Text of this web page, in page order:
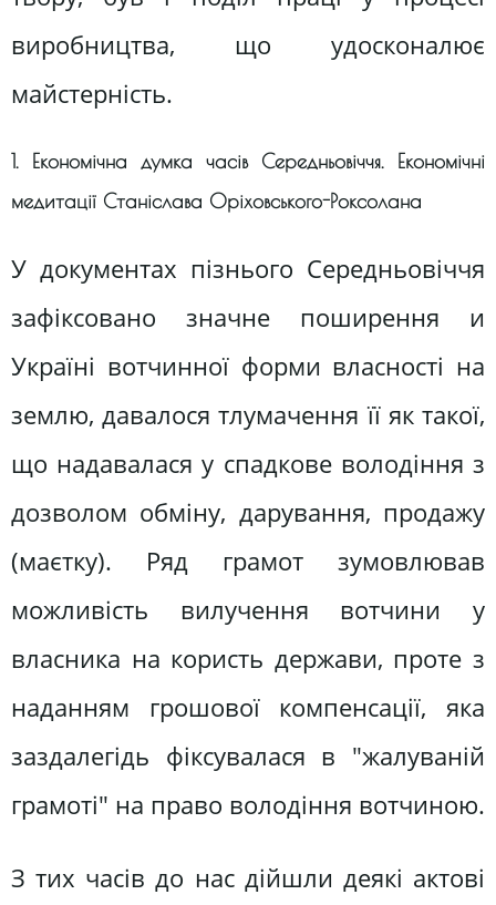
виробництва, що удосконалює
майстерність.
1. Економічна думка часів Середньовіччя. Економічні
медитації Станіслава Оріховського-Роксолана
У документах пізнього Середньовіччя
зафіксовано значне поширення и
Україні вотчинної форми власності на
землю, давалося тлумачення її як такої,
що надавалася у спадкове володіння з
дозволом обміну, дарування, продажу
(маєтку). Ряд грамот зумовлював
можливість вилучення вотчини у
власника на користь держави, проте з
наданням грошової компенсації, яка
заздалегідь фіксувалася в "жалуваній
грамоті" на право володіння вотчиною.
З тих часів до нас дійшли деякі актові